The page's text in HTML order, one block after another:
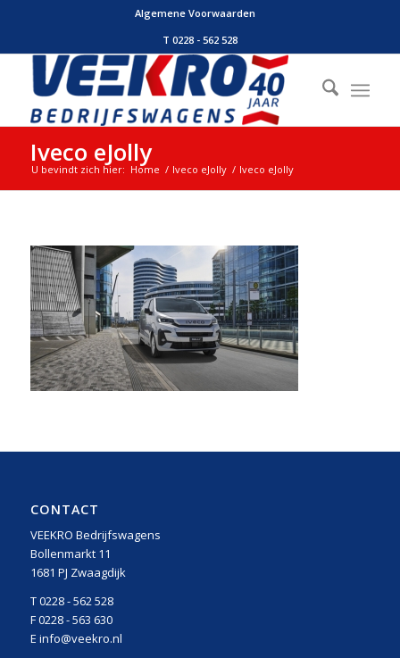
Algemene Voorwaarden
T 0228 - 562 528
Iveco eJolly
U bevindt zich hier: Home / Iveco eJolly / Iveco eJolly
CONTACT
VEEKRO Bedrijfswagens
Bollenmarkt 11
1681 PJ Zwaagdijk
T 0228 - 562 528
F 0228 - 563 630
E info@veekro.nl